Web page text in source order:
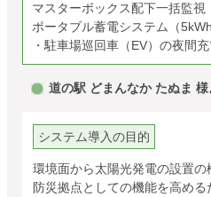
マスターボックス配下一括監視
ポータブル蓄電システム（
・駐車場巡回車（EV）の夜間
道の駅 どまんなか たぬま 様
システム導入の目的
環境面から太陽光発電の設置
防災拠点としての機能を高め